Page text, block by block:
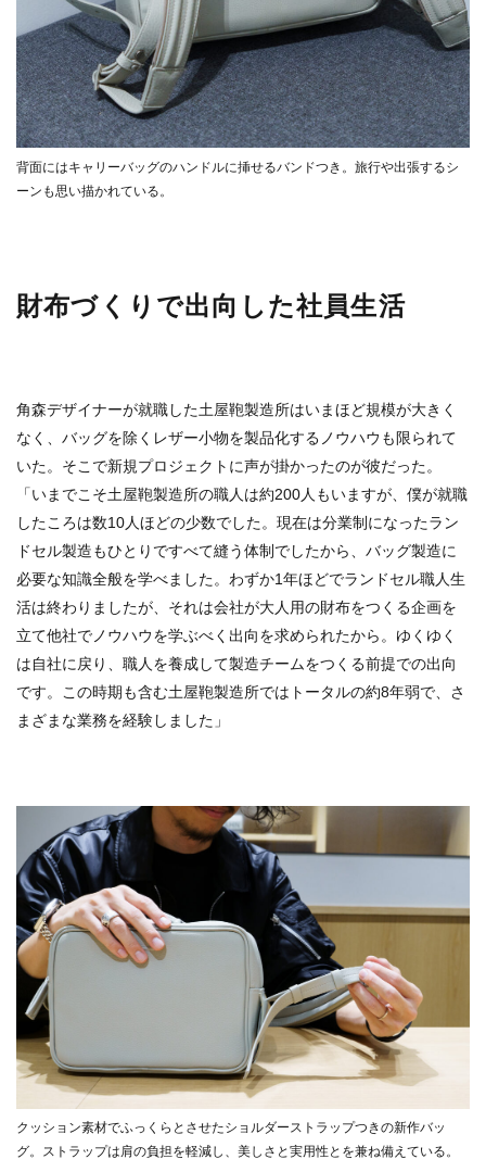
背面にはキャリーバッグのハンドルに挿せるバンドつき。旅行や出張するシ
ーンも思い描かれている。
財布づくりで出向した社員生活
角森デザイナーが就職した土屋鞄製造所はいまほど規模が大きく
なく、バッグを除くレザー小物を製品化するノウハウも限られて
いた。そこで新規プロジェクトに声が掛かったのが彼だった。
「いまでこそ土屋鞄製造所の職人は約200人もいますが、僕が就職
したころは数10人ほどの少数でした。現在は分業制になったラン
ドセル製造もひとりですべて縫う体制でしたから、バッグ製造に
必要な知識全般を学べました。わずか1年ほどでランドセル職人生
活は終わりましたが、それは会社が大人用の財布をつくる企画を
立て他社でノウハウを学ぶべく出向を求められたから。ゆくゆく
は自社に戻り、職人を養成して製造チームをつくる前提での出向
です。この時期も含む土屋鞄製造所ではトータルの約8年弱で、さ
まざまな業務を経験しました」
クッション素材でふっくらとさせたショルダーストラップつきの新作バッ
グ。ストラップは肩の負担を軽減し、美しさと実用性とを兼ね備えている。